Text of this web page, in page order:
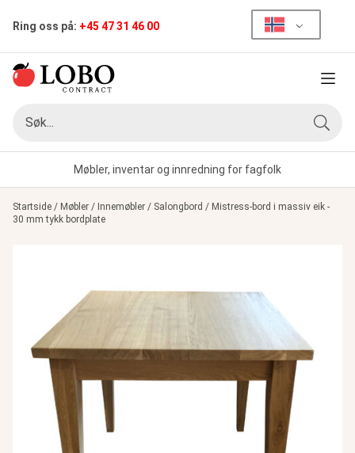
Ring oss på: +45 47 31 46 00
Meny
Søk
Møbler, inventar og innredning for fagfolk
Startside / Møbler / Innemøbler / Salongbord / Mistress-bord i massiv eik -
30 mm tykk bordplate